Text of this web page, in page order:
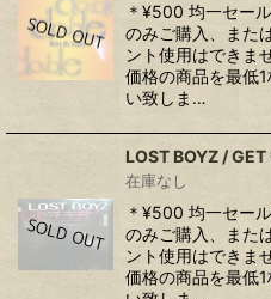
＊¥500 均一セー
のみご購入、また
ント使用はでき
価格の商品を最低
い致しま…
LOST BOYZ /
在庫なし
＊¥500 均一セー
のみご購入、また
ント使用はでき
価格の商品を最低